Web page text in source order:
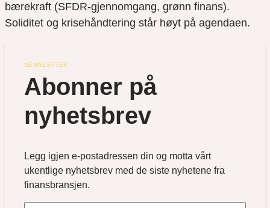
bærekraft (SFDR-gjennomgang, grønn finans).
Soliditet og krisehåndtering står høyt på agendaen.
NEWSLETTER
Abonner på
nyhetsbrev
Legg igjen e-postadressen din og motta vårt
ukentlige nyhetsbrev med de siste nyhetene fra
finansbransjen.